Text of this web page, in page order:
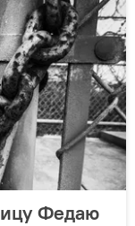
Федаю